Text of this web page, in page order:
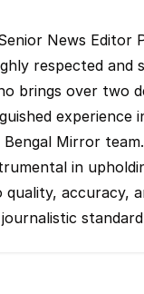
News Editor
respected and
brings over two
experience
Mirror
in
accuracy,